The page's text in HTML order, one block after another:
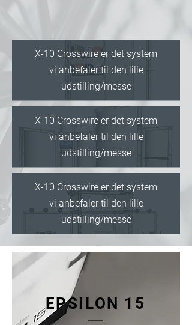
X-10 Crosswire er det system
vi anbefaler til den lille
udstilling/messe
X-10 Crosswire er det system
vi anbefaler til den lille
udstilling/messe
X-10 Crosswire er det system
vi anbefaler til den lille
udstilling/messe
EPSILON 15